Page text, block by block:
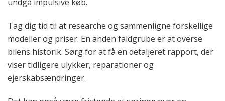
undgå impulsive køb.
Tag dig tid til at researche og sammenligne forskellige
modeller og priser. En anden faldgrube er at overse
bilens historik. Sørg for at få en detaljeret rapport, der
viser tidligere ulykker, reparationer og
ejerskabsændringer.